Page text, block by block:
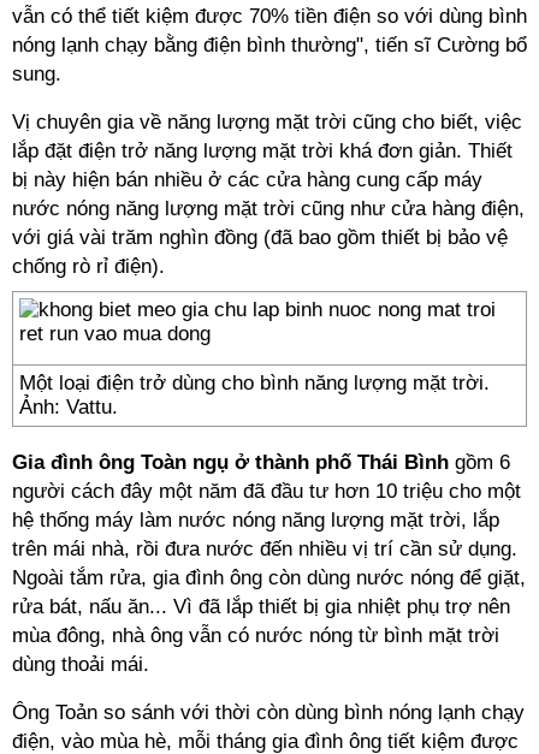
vẫn có thể tiết kiệm được 70% tiền điện so với dùng bình
nóng lạnh chạy bằng điện bình thường", tiến sĩ Cường bổ
sung.
Vị chuyên gia về năng lượng mặt trời cũng cho biết, việc
lắp đặt điện trở năng lượng mặt trời khá đơn giản. Thiết
bị này hiện bán nhiều ở các cửa hàng cung cấp máy
nước nóng năng lượng mặt trời cũng như cửa hàng điện,
với giá vài trăm nghìn đồng (đã bao gồm thiết bị bảo vệ
chống rò rỉ điện).
Một loại điện trở dùng cho bình năng lượng mặt trời.
Ảnh: Vattu.
Gia đình ông Toàn ngụ ở thành phố Thái Bình gồm 6
người cách đây một năm đã đầu tư hơn 10 triệu cho một
hệ thống máy làm nước nóng năng lượng mặt trời, lắp
trên mái nhà, rồi đưa nước đến nhiều vị trí cần sử dụng.
Ngoài tắm rửa, gia đình ông còn dùng nước nóng để giặt,
rửa bát, nấu ăn... Vì đã lắp thiết bị gia nhiệt phụ trợ nên
mùa đông, nhà ông vẫn có nước nóng từ bình mặt trời
dùng thoải mái.
Ông Toản so sánh với thời còn dùng bình nóng lạnh chạy
điện, vào mùa hè, mỗi tháng gia đình ông tiết kiệm được